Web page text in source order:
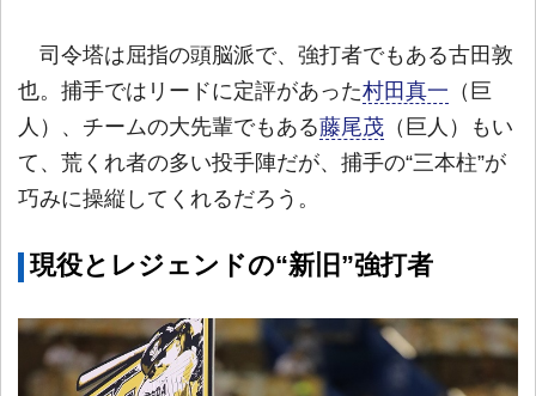
司令塔は屈指の頭脳派で、強打者でもある古田敦
也。捕手ではリードに定評があった村田真一 （巨
人）、チームの大先輩でもある藤尾茂 （巨人）もい
て、荒くれ者の多い投手陣だが、捕手の“三本柱”が
巧みに操縦してくれるだろう。
現役とレジェンドの“新旧”強打者